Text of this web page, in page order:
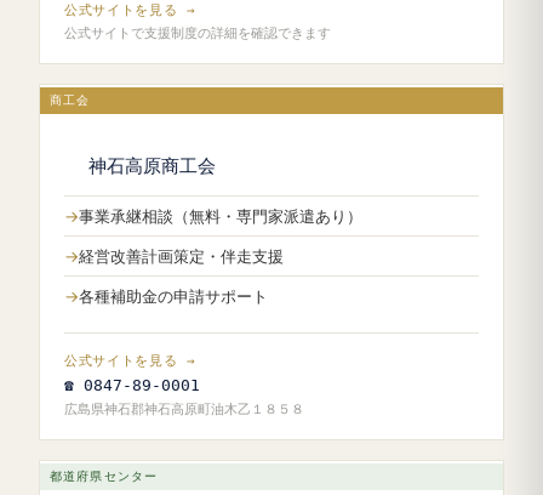
公式サイトを見る →
公式サイトで支援制度の詳細を確認できます
商工会
神石高原商工会
事業承継相談（無料・専門家派遣あり）
経営改善計画策定・伴走支援
各種補助金の申請サポート
公式サイトを見る →
☎ 0847-89-0001
広島県神石郡神石高原町油木乙１８５８
都道府県センター